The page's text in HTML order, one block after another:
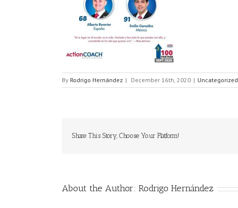
By Rodrigo Hernández | December 16th, 2020 | Uncategorized
Share This Story, Choose Your Platform!
About the Author: Rodrigo Hernández